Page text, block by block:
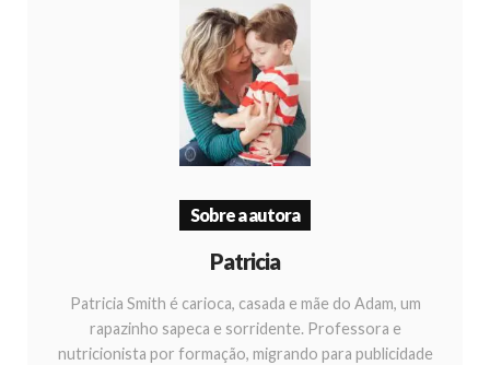
Sobre a autora
Patricia
Patricia Smith é carioca, casada e mãe do Adam, um
rapazinho sapeca e sorridente. Professora e
nutricionista por formação, migrando para publicidade